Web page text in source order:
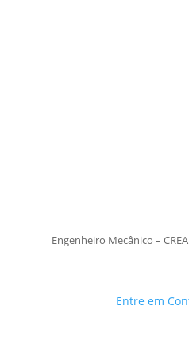
Engenheiro Mecânico –
Entre em